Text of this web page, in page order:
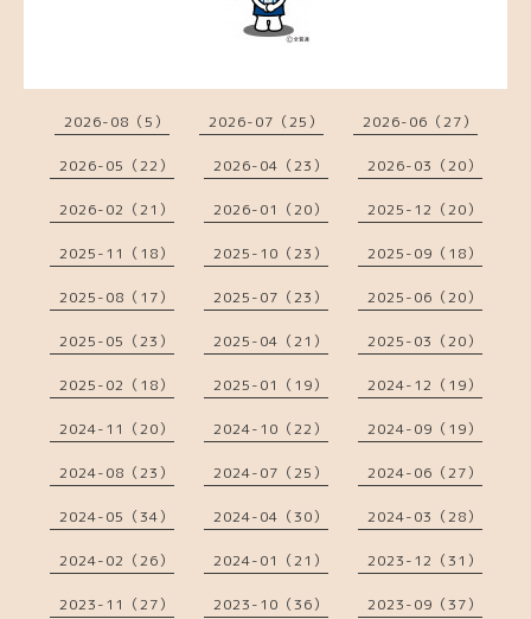
2026-08（5） 2026-07（25） 2026-06（27）
2026-05（22） 2026-04（23） 2026-03（20）
2026-02（21） 2026-01（20） 2025-12（20）
2025-11（18） 2025-10（23） 2025-09（18）
2025-08（17） 2025-07（23） 2025-06（20）
2025-05（23） 2025-04（21） 2025-03（20）
2025-02（18） 2025-01（19） 2024-12（19）
2024-11（20） 2024-10（22） 2024-09（19）
2024-08（23） 2024-07（25） 2024-06（27）
2024-05（34） 2024-04（30） 2024-03（28）
2024-02（26） 2024-01（21） 2023-12（31）
2023-11（27） 2023-10（36） 2023-09（37）